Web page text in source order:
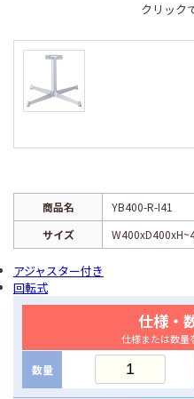
クリック
商品名
YB400-R-I41
サイズ
アジャスター付き
回転式
仕様・
仕様または数量
数量